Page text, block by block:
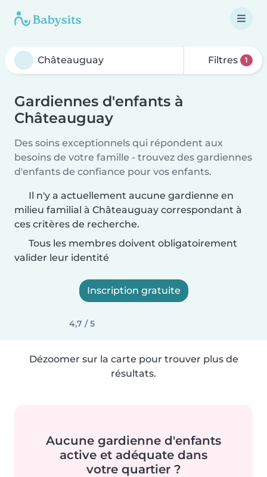
Filtres 1
Gardiennes d'enfants à
Châteauguay
Des soins exceptionnels qui répondent aux
besoins de votre famille - trouvez des gardiennes
d'enfants de confiance pour vos enfants.
Il n'y a actuellement aucune gardienne en
milieu familial à Châteauguay correspondant à
ces critères de recherche.
Tous les membres doivent obligatoirement
valider leur identité
Inscription gratuite
4,7 / 5
Dézoomer sur la carte pour trouver plus de
résultats.
Aucune gardienne d'enfants
active et adéquate dans
votre quartier ?